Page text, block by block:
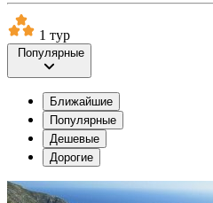
1 тур
Популярные
Ближайшие
Популярные
Дешевые
Дорогие